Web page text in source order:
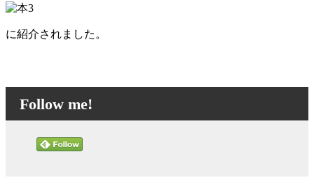
に紹介されました。
Follow me!